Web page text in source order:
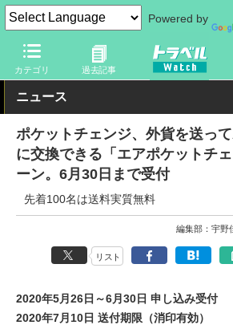
Powered by
カテゴリ 過去記事
トラベル Watch 地域 海外旅行
ニュース
ポケットチェンジ、外貨を送っ
に交換できる「エアポケットチ
ーン。6月30日まで受付
先着100名は送料実質無料
編集部：宇野
リスト
2020年5月26日～6月30日 申し込み受付
2020年7月10日 送付期限（消印有効）